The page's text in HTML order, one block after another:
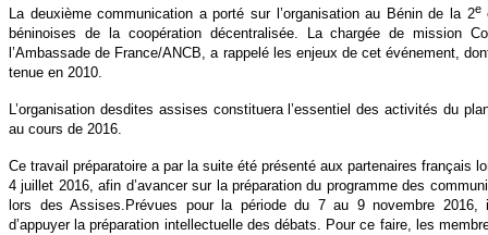
La deuxième communication a porté sur l’organisation au Bénin de la 2e
béninoises de la coopération décentralisée. La chargée de mission
l’Ambassade de France/ANCB, a rappelé les enjeux de cet événement,
tenue en 2010.
L’organisation desdites assises constituera l’essentiel des activités du
au cours de 2016.
Ce travail préparatoire a par la suite été présenté aux partenaires français
4 juillet 2016, afin d’avancer sur la préparation du programme des
lors des Assises.Prévues pour la période du 7 au 9 novembre
d’appuyer la préparation intellectuelle des débats. Pour ce faire, les